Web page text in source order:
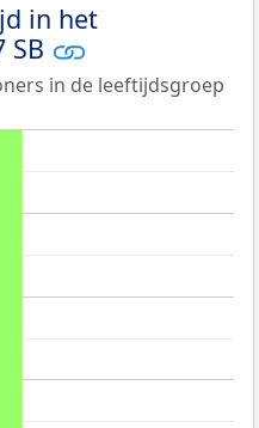
in het
SB
in de leeftijdsgroep